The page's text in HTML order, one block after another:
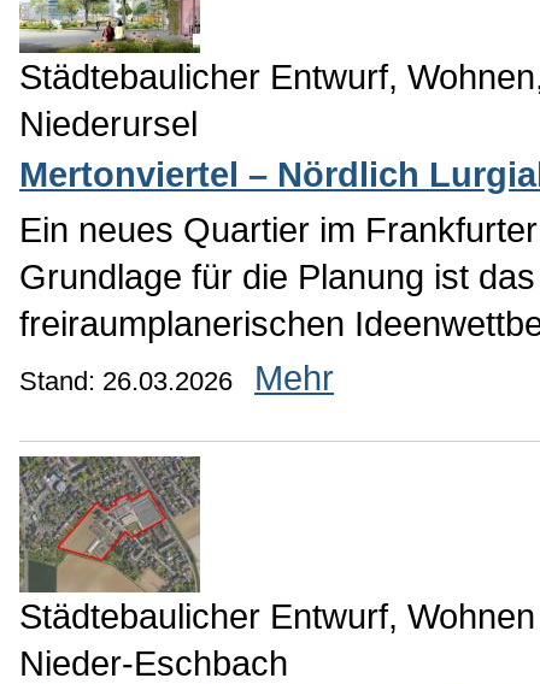
Städtebaulicher Entwurf,
Niederursel
Mertonviertel – Nördlich
Ein neues Quartier im
Grundlage für die Planung ist
freiraumplanerischen
Stand: 26.03.2026 Mehr
Städtebaulicher Entwurf, Wohnen
Nieder-Eschbach